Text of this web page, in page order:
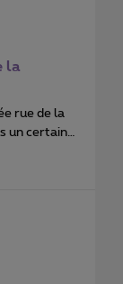
clients,
un
de ces
une
étions
contrat,
afin
de
vérifier
notre
je vous
la
rue de la
un certain